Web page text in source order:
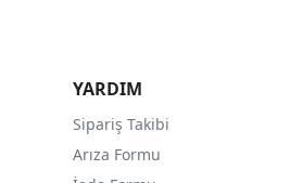
YARDIM
Sipariş Takibi
Arıza Formu